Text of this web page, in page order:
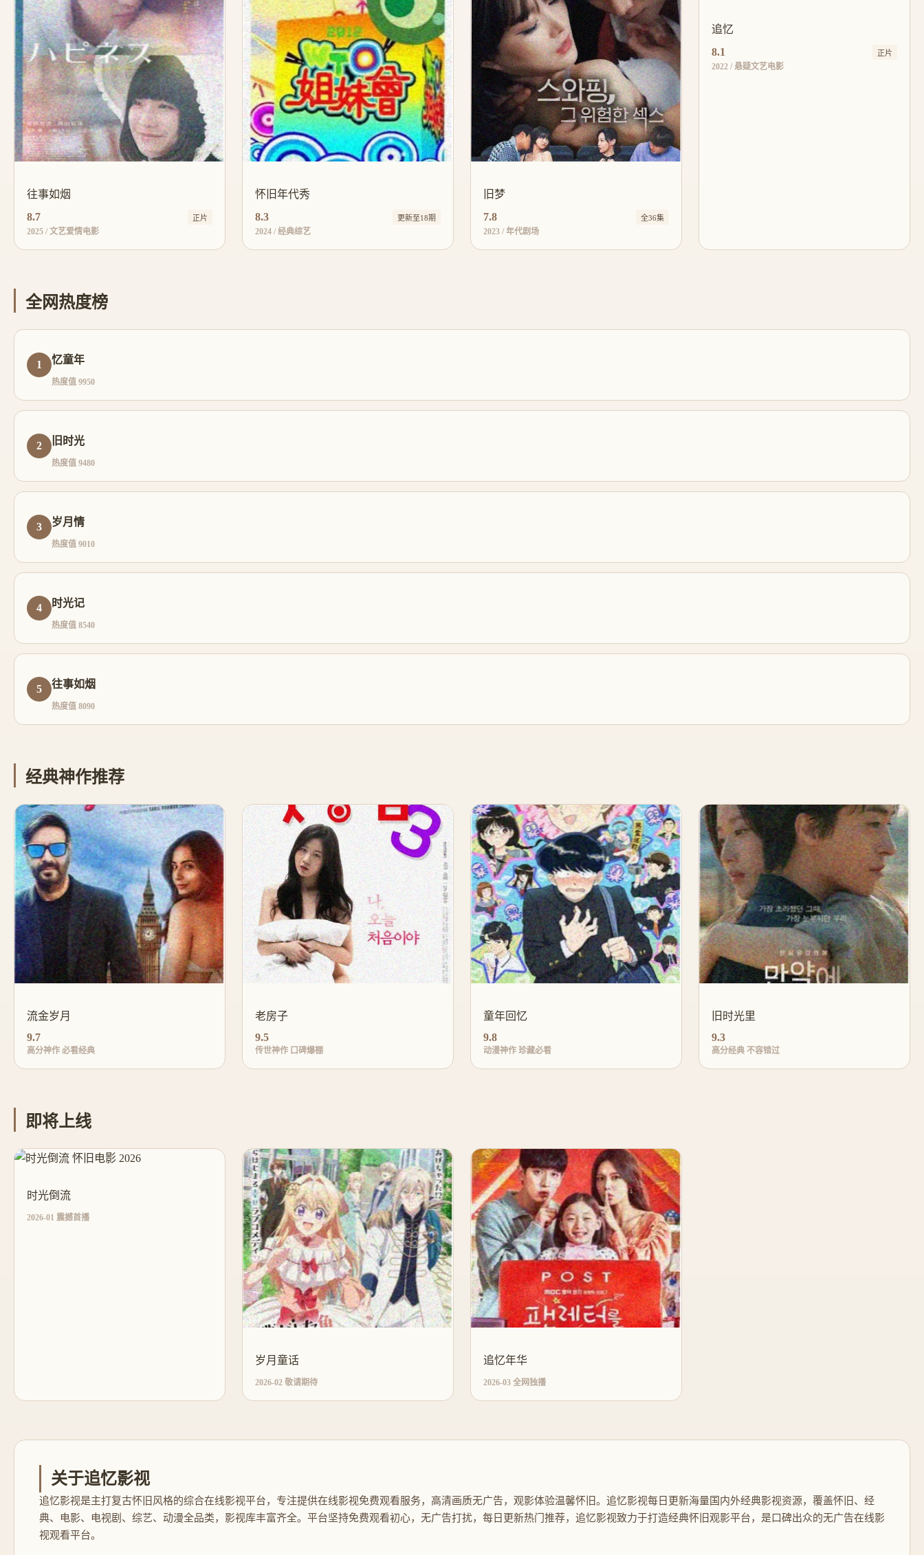
往事如烟
8.7
正片
2025 / 文艺爱情电影
怀旧年代秀
8.3
更新至18期
2024 / 经典综艺
旧梦
7.8
全36集
2023 / 年代剧场
追忆
8.1
正片
2022 / 悬疑文艺电影
全网热度榜
1 忆童年
热度值 9950
2 旧时光
热度值 9480
3 岁月情
热度值 9010
4 时光记
热度值 8540
5 往事如烟
热度值 8090
经典神作推荐
流金岁月
9.7
高分神作 必看经典
老房子
9.5
传世神作 口碑爆棚
童年回忆
9.8
动漫神作 珍藏必看
旧时光里
9.3
高分经典 不容错过
即将上线
时光倒流
2026-01 震撼首播
岁月童话
2026-02 敬请期待
追忆年华
2026-03 全网独播
关于追忆影视
追忆影视是主打复古怀旧风格的综合在线影视平台，专注提供在线影视免费观看服务，高清画质无广告，观影体验温馨怀旧。追忆影视每日更新海量国内外经典影视资源，覆盖怀旧、经
典、电影、电视剧、综艺、动漫全品类，影视库丰富齐全。平台坚持免费观看初心，无广告打扰，每日更新热门推荐，追忆影视致力于打造经典怀旧观影平台，是口碑出众的无广告在线影
视观看平台。